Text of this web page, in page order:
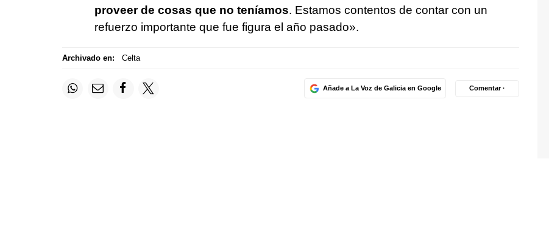
proveer de cosas que no teníamos. Estamos contentos de contar con un
refuerzo importante que fue figura el año pasado».
Archivado en: Celta
Añade a La Voz de Galicia en Google Comentar ·